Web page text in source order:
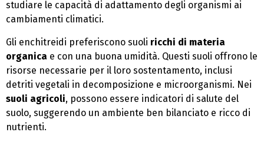
studiare le capacità di adattamento degli organismi ai
cambiamenti climatici.
Gli enchitreidi preferiscono suoli ricchi di materia
organica e con una buona umidità. Questi suoli offrono le
risorse necessarie per il loro sostentamento, inclusi
detriti vegetali in decomposizione e microorganismi. Nei
suoli agricoli, possono essere indicatori di salute del
suolo, suggerendo un ambiente ben bilanciato e ricco di
nutrienti.